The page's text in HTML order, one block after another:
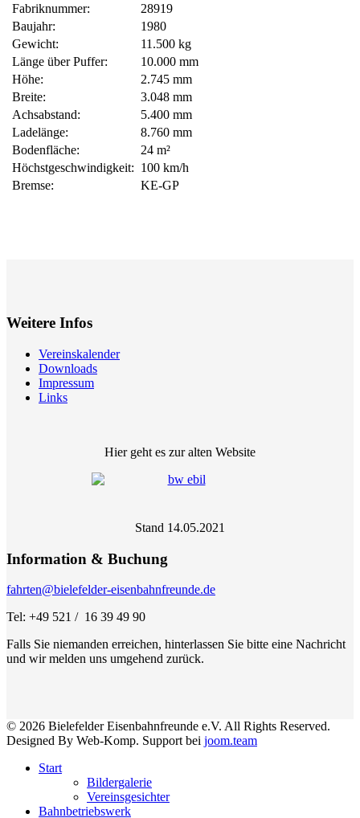
Fabriknummer:
28919
Baujahr:
1980
Gewicht:
11.500 kg
Länge über Puffer:
10.000 mm
Höhe:
2.745 mm
Breite:
3.048 mm
Achsabstand:
5.400 mm
Ladelänge:
8.760 mm
Bodenfläche:
24 m²
Höchstgeschwindigkeit: 100 km/h
Bremse:
KE-GP
Weitere Infos
Vereinskalender
Downloads
Impressum
Links
Hier geht es zur alten Website
Stand 14.05.2021
Information & Buchung
fahrten@bielefelder-eisenbahnfreunde.de
Tel: +49 521 / 16 39 49 90
Falls Sie niemanden erreichen, hinterlassen Sie bitte eine Nachricht
und wir melden uns umgehend zurück.
© 2026 Bielefelder Eisenbahnfreunde e.V. All Rights Reserved.
Designed By Web-Komp. Support bei joom.team
Start
Bildergalerie
Vereinsgesichter
Bahnbetriebswerk